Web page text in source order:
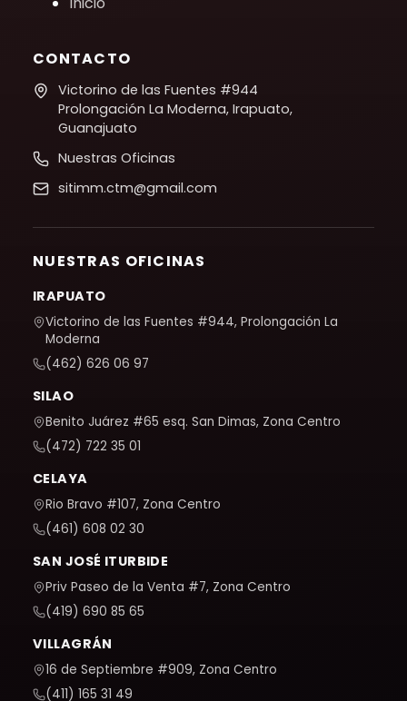
CONTACTO
Victorino de las Fuentes #944
Prolongación La Moderna, Irapuato,
Guanajuato
Nuestras Oficinas
sitimm.ctm@gmail.com
NUESTRAS OFICINAS
IRAPUATO
Victorino de las Fuentes #944, Prolongación La
Moderna
(462) 626 06 97
SILAO
Benito Juárez #65 esq. San Dimas, Zona Centro
(472) 722 35 01
CELAYA
Rio Bravo #107, Zona Centro
(461) 608 02 30
SAN JOSÉ ITURBIDE
Priv Paseo de la Venta #7, Zona Centro
(419) 690 85 65
VILLAGRÁN
16 de Septiembre #909, Zona Centro
(411) 165 31 49